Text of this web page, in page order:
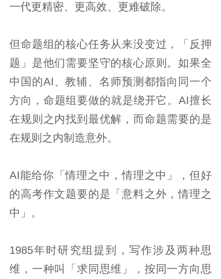
一代更精密、更高效、更难破除。
但命题组的核心任务从来没变过，「反押
题」是他们需要坚守的核心原则。如果全
中国的AI、教辅、名师预测都指向同一个
方向，命题组要做的就是绕开它。AI擅长
在规则之内找到最优解，而命题需要的是
在规则之内制造意外。
AI能给你「情理之中，情理之中」，但好
的高考作文题要的是「意料之外，情理之
中」。
1985年时研究组提到，写作涉及两种思
维，一种叫「求同思维」，按同一方向思